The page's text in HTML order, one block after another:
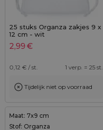
25 stuks Organza zakjes 9 x
12 cm - wit
2,99€
0,12 € / st. 1 verp. = 25 st.
Tijdelijk niet op voorraad
Maat: 7x9 cm
Stof: Organza